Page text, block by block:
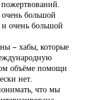
большой
очень большой
– хабы, которые
объёме помощи
нет.
что мы